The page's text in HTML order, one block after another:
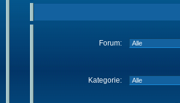
Forum:
Kategorie: